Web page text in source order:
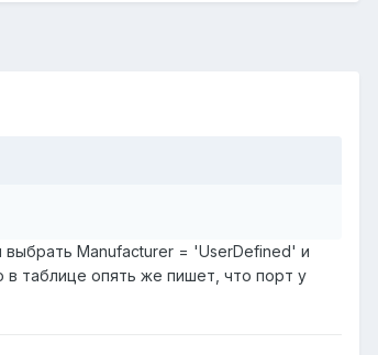
выбрать Manufacturer = 'UserDefined' и
в таблице опять же пишет, что порт у